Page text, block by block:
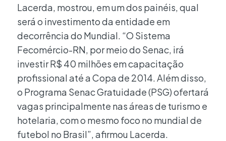
Lacerda, mostrou, em um dos painéis, qual
será o investimento da entidade em
decorrência do Mundial. “O Sistema
Fecomércio-RN, por meio do Senac, irá
investir R$ 40 milhões em capacitação
profissional até a Copa de 2014. Além disso,
o Programa Senac Gratuidade (PSG) ofertará
vagas principalmente nas áreas de turismo e
hotelaria, com o mesmo foco no mundial de
futebol no Brasil”, afirmou Lacerda.